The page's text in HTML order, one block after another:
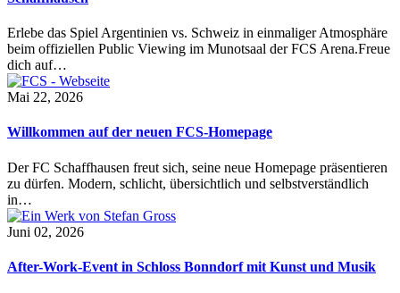
Erlebe das Spiel Argentinien vs. Schweiz in einmaliger Atmosphäre
beim offiziellen Public Viewing im Munotsaal der FCS Arena.Freue
dich auf…
Mai 22, 2026
Willkommen auf der neuen FCS-Homepage
Der FC Schaffhausen freut sich, seine neue Homepage präsentieren
zu dürfen. Modern, schlicht, übersichtlich und selbstverständlich
in…
Juni 02, 2026
After-Work-Event in Schloss Bonndorf mit Kunst und Musik